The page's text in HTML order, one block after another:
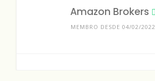
Amazon Brokers
MEMBRO DESDE 04/02/2022